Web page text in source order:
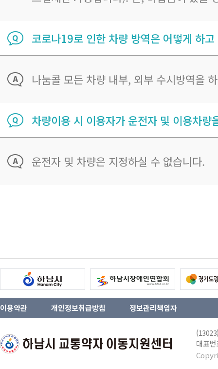
코로나19로 인한 차량 방역은 어떻게 하고
나눔콜 모든 차량 내부, 외부 수시방역을
차량이용 시 이용자가 운전자 및 이용차량
운전자 및 차량은 지정하실 수 없습니다.
이용약관 개인정보취급방침 정보관리책임자
대표